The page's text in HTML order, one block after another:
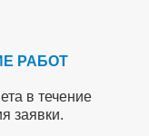
РАБОТ
в течение
заявки.